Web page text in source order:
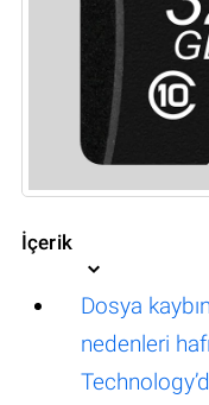
İçerik
Dosya
nedenleri